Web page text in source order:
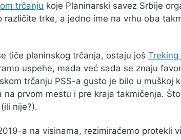
trčanju koje Planinarski savez Srbije
različite trke, a jedno ime na vrhu oba
tiče planinskog trčanja, ostaju još Treking
uspehe, mada već sada se znaju
trčanju PSS-a gusto je bilo u muškoj
na prvom mestu i pre kraja takmičenja.
nije?).
a na visinama, rezimiraćemo protekli